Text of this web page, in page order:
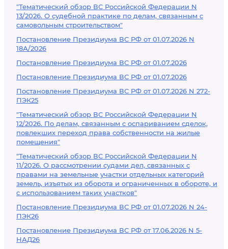
"Тематический обзор ВС Российской Федерации N
13/2026. О судебной практике по делам, связанным с
самовольным строительством"
Постановление Президиума ВС РФ от 01.07.2026 N
18А/2026
Постановление Президиума ВС РФ от 01.07.2026
Постановление Президиума ВС РФ от 01.07.2026
Постановление Президиума ВС РФ от 01.07.2026 N 272-
ПЭК25
"Тематический обзор ВС Российской Федерации N
12/2026. По делам, связанным с оспариванием сделок,
повлекших переход права собственности на жилые
помещения"
"Тематический обзор ВС Российской Федерации N
11/2026. О рассмотрении судами дел, связанных с
правами на земельные участки отдельных категорий
земель, изъятых из оборота и ограниченных в обороте, и
с использованием таких участков"
Постановление Президиума ВС РФ от 01.07.2026 N 24-
ПЭК26
Постановление Президиума ВС РФ от 17.06.2026 N 5-
НАД26